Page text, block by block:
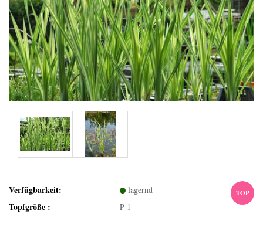
TOP
Verfügbarkeit: lagernd
Topfgröße : P 1